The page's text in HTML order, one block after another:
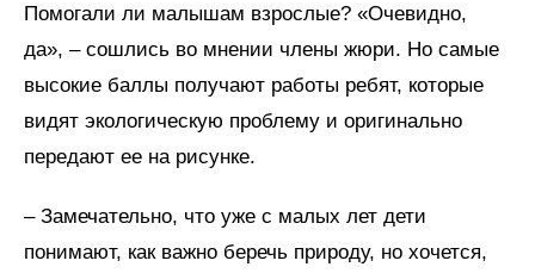
Помогали ли малышам взрослые? «Очевидно,
да», – сошлись во мнении члены жюри. Но самые
высокие баллы получают работы ребят, которые
видят экологическую проблему и оригинально
передают ее на рисунке.
– Замечательно, что уже с малых лет дети
понимают, как важно беречь природу, но хочется,